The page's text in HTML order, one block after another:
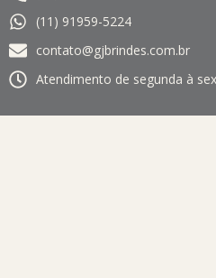
(11) 91959-5224
contato@gjbrindes.com.br
Atendimento de segunda à